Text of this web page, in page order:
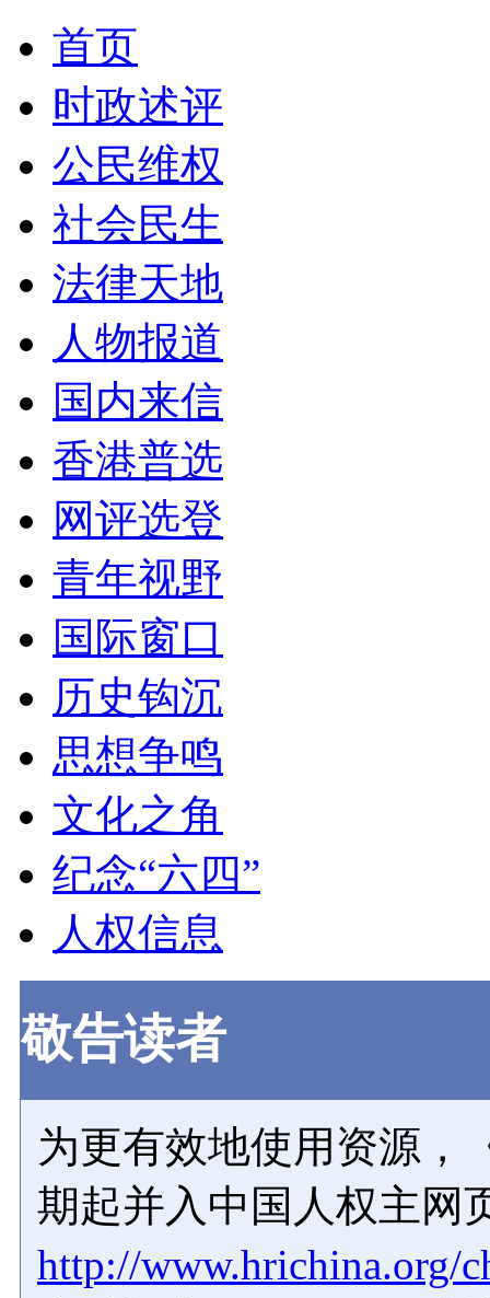
首页
时政述评
公民维权
社会民生
法律天地
人物报道
国内来信
香港普选
网评选登
青年视野
国际窗口
历史钩沉
思想争鸣
文化之角
纪念“六四”
人权信息
敬告读者
为更有效地使用资源，
期起并入中国人权主网
http://www.hrichina.org/